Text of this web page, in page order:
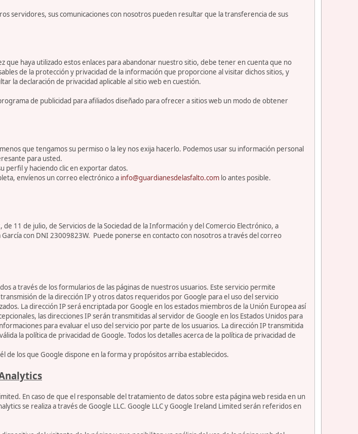
servidores, sus comunicaciones con nosotros pueden resultar que la transferencia de sus
haya utilizado estos enlaces para abandonar nuestro sitio, debe tener en cuenta que no
de la protección y privacidad de la información que proporcione al visitar dichos sitios, y
la declaración de privacidad aplicable al sitio web en cuestión.
de publicidad para afiliados diseñado para ofrecer a sitios web un modo de obtener
que tengamos su permiso o la ley nos exija hacerlo. Podemos usar su información personal
para usted.
perfil y haciendo clic en exportar datos.
envíenos un correo electrónico a info@guardianesdelasfalto.com lo antes posible.
11 de julio, de Servicios de la Sociedad de la Información y del Comercio Electrónico, a
con DNI 23009823W. Puede ponerse en contacto con nosotros a través del correo
a través de los formularios de las páginas de nuestros usuarios. Este servicio permite
de la dirección IP y otros datos requeridos por Google para el uso del servicio
La dirección IP será encriptada por Google en los estados miembros de la Unión Europea así
las direcciones IP serán transmitidas al servidor de Google en los Estados Unidos para
para evaluar el uso del servicio por parte de los usuarios. La dirección IP transmitida
la política de privacidad de Google. Todos los detalles acerca de la política de privacidad de
de los que Google dispone en la forma y propósitos arriba establecidos.
En caso de que el responsable del tratamiento de datos sobre esta página web resida en un
se realiza a través de Google LLC. Google LLC y Google Ireland Limited serán referidos en